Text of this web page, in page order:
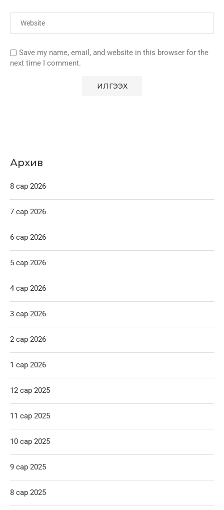
Save my name, email, and website in this browser for the
next time I comment.
Архив
8 сар 2026
7 сар 2026
6 сар 2026
5 сар 2026
4 сар 2026
3 сар 2026
2 сар 2026
1 сар 2026
12 сар 2025
11 сар 2025
10 сар 2025
9 сар 2025
8 сар 2025